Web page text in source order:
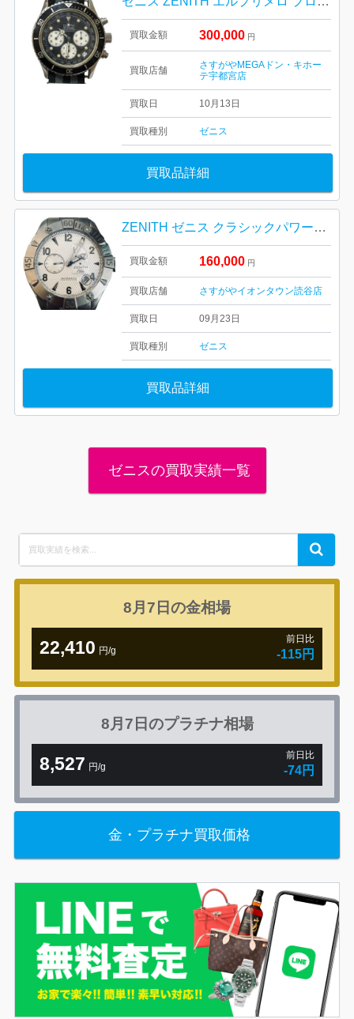
買取金額 300,000 円
買取店舗
さすがやMEGAドン・キホー
テ宇都宮店
買取日 10月13日
買取種別 ゼニス
買取品詳細
ZENITH ゼニス クラシックパワーリザーブエリート 時計
買取金額 160,000 円
買取店舗 さすがやイオンタウン読谷店
買取日 09月23日
買取種別 ゼニス
買取品詳細
ゼニスの買取実績一覧
Search
for:
Search
8月7日の金相場
22,410 円/g
前日比
-115円
8月7日のプラチナ相場
8,527 円/g
前日比
-74円
金・プラチナ買取価格